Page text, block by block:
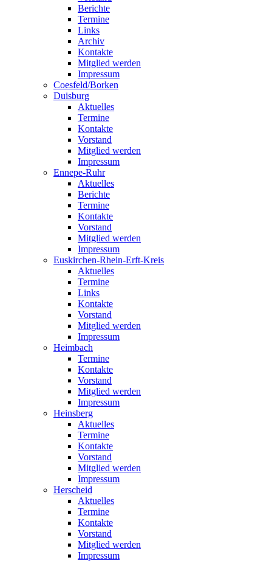
Berichte
Termine
Links
Archiv
Kontakte
Mitglied werden
Impressum
Coesfeld/Borken
Duisburg
Aktuelles
Termine
Kontakte
Vorstand
Mitglied werden
Impressum
Ennepe-Ruhr
Aktuelles
Berichte
Termine
Kontakte
Vorstand
Mitglied werden
Impressum
Euskirchen-Rhein-Erft-Kreis
Aktuelles
Termine
Links
Kontakte
Vorstand
Mitglied werden
Impressum
Heimbach
Termine
Kontakte
Vorstand
Mitglied werden
Impressum
Heinsberg
Aktuelles
Termine
Kontakte
Vorstand
Mitglied werden
Impressum
Herscheid
Aktuelles
Termine
Kontakte
Vorstand
Mitglied werden
Impressum